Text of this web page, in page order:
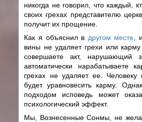
никогда не говорил, что каждый,
своих грехах представителю
получит их прощение.
Как я объяснил в другом месте ,
вины не удаляет грехи или
совершаете акт, нарушающий
автоматически нарабатываете
грехах не удаляет ее. Человеку
будет уравновесить карму.
подходом исповедь может
психологический эффект.
Мы, Вознесенные Сонмы, не